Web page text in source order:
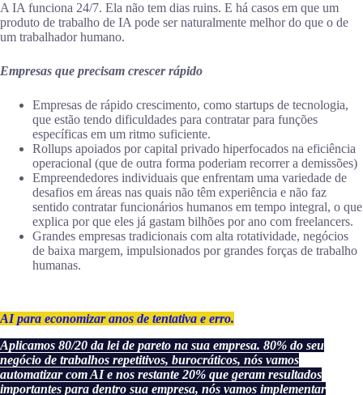
A IA funciona 24/7. Ela não tem dias ruins. E há casos em que um
produto de trabalho de IA pode ser naturalmente melhor do que o de
um trabalhador humano.
Empresas que precisam crescer rápido
Empresas de rápido crescimento, como startups de tecnologia,
que estão tendo dificuldades para contratar para funções
específicas em um ritmo suficiente.
Rollups apoiados por capital privado hiperfocados na eficiência
operacional (que de outra forma poderiam recorrer a demissões)
Empreendedores individuais que enfrentam uma variedade de
desafios em áreas nas quais não têm experiência e não faz
sentido contratar funcionários humanos em tempo integral, o que
explica por que eles já gastam bilhões por ano com freelancers.
Grandes empresas tradicionais com alta rotatividade, negócios
de baixa margem, impulsionados por grandes forças de trabalho
humanas.
AI para economizar anos de tentativa e erro.
Aplicamos 80/20 da lei de pareto na sua empresa. 80% do seu
negócio de trabalhos repetitivos, burocráticos, nós vamos
automatizarcom AI e nos restante 20% que geram resultados
importantes para dentro sua empresa, nós vamos implementar